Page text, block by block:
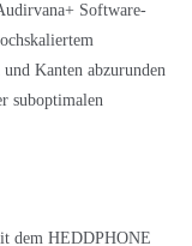
Software-
Kanten abzurunden
suboptimalen
dem HEDDPHONE